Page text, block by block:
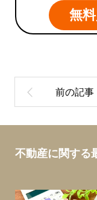
無
不動産に関する